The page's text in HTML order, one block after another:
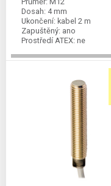
Dosah: 4 mm
Ukončení: kabel 2 m
Zapuštěný: ano
Prostředí ATEX: ne